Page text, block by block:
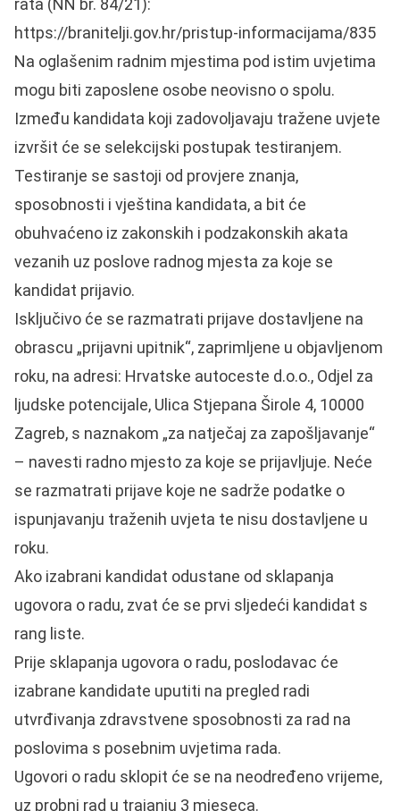
rata (NN br. 84/21):
https://branitelji.gov.hr/pristup-informacijama/835
Na oglašenim radnim mjestima pod istim uvjetima
mogu biti zaposlene osobe neovisno o spolu.
Između kandidata koji zadovoljavaju tražene uvjete
izvršit će se selekcijski postupak testiranjem.
Testiranje se sastoji od provjere znanja,
sposobnosti i vještina kandidata, a bit će
obuhvaćeno iz zakonskih i podzakonskih akata
vezanih uz poslove radnog mjesta za koje se
kandidat prijavio.
Isključivo će se razmatrati prijave dostavljene na
obrascu „prijavni upitnik“, zaprimljene u objavljenom
roku, na adresi: Hrvatske autoceste d.o.o., Odjel za
ljudske potencijale, Ulica Stjepana Širole 4, 10000
Zagreb, s naznakom „za natječaj za zapošljavanje“
– navesti radno mjesto za koje se prijavljuje. Neće
se razmatrati prijave koje ne sadrže podatke o
ispunjavanju traženih uvjeta te nisu dostavljene u
roku.
Ako izabrani kandidat odustane od sklapanja
ugovora o radu, zvat će se prvi sljedeći kandidat s
rang liste.
Prije sklapanja ugovora o radu, poslodavac će
izabrane kandidate uputiti na pregled radi
utvrđivanja zdravstvene sposobnosti za rad na
poslovima s posebnim uvjetima rada.
Ugovori o radu sklopit će se na neodređeno vrijeme,
uz probni rad u trajanju 3 mjeseca.